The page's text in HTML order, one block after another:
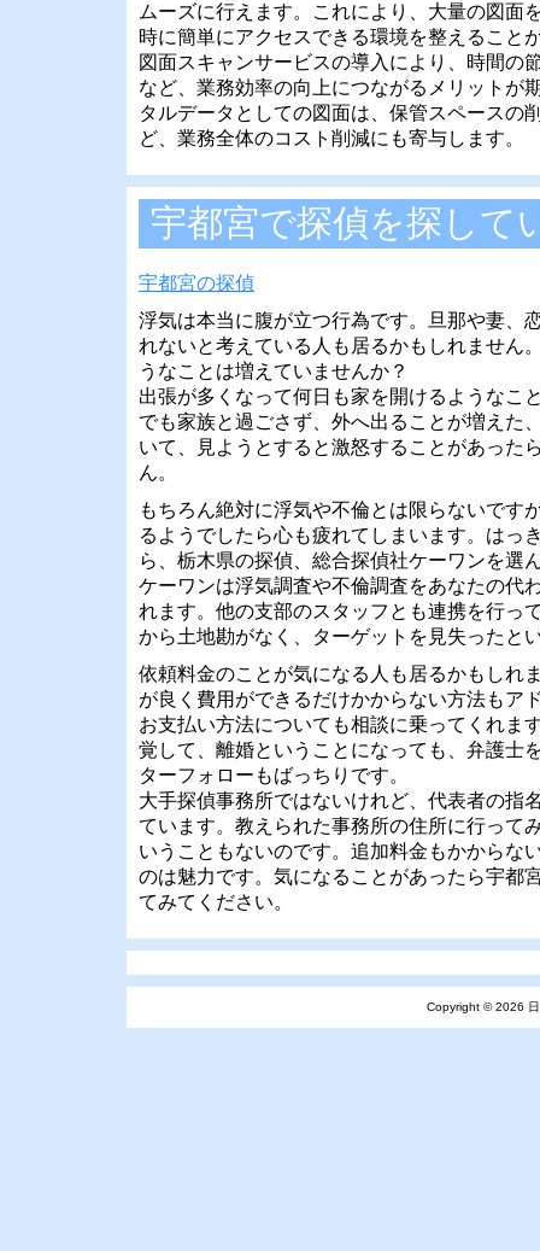
ムーズに行えます。これにより、大量の図面
時に簡単にアクセスできる環境を整えること
図面スキャンサービスの導入により、時間の
など、業務効率の向上につながるメリットが
タルデータとしての図面は、保管スペースの
ど、業務全体のコスト削減にも寄与します。
宇都宮で探偵を探して
宇都宮の探偵
浮気は本当に腹が立つ行為です。旦那や妻、
れないと考えている人も居るかもしれません
うなことは増えていませんか？
出張が多くなって何日も家を開けるようなこ
でも家族と過ごさず、外へ出ることが増えた
いて、見ようとすると激怒することがあった
ん。
もちろん絶対に浮気や不倫とは限らないで
るようでしたら心も疲れてしまいます。はっ
ら、栃木県の探偵、総合探偵社ケーワンを選
ケーワンは浮気調査や不倫調査をあなたの代
れます。他の支部のスタッフとも連携を行っ
から土地勘がなく、ターゲットを見失ったと
依頼料金のことが気になる人も居るかもしれ
が良く費用ができるだけかからない方法もア
お支払い方法についても相談に乗ってくれま
覚して、離婚ということになっても、弁護士
ターフォローもばっちりです。
大手探偵事務所ではないけれど、代表者の指
ています。教えられた事務所の住所に行って
いうこともないのです。追加料金もかからな
のは魅力です。気になることがあったら宇都
てみてください。
Copyright © 2026